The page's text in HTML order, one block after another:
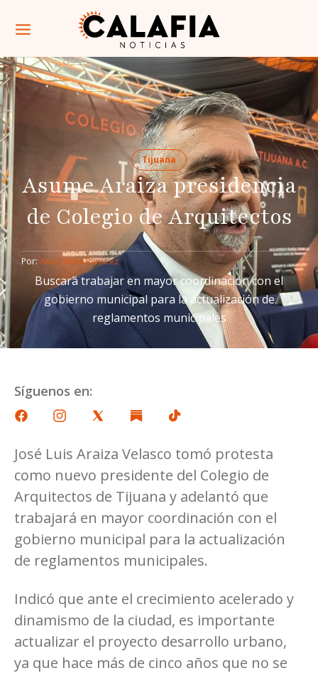
Tijuana
Asume Araiza presidencia
de Colegio de Arquitectos
Por: Ana Cecilia Ramírez
Buscará trabajar en mayor coordinación con el
gobierno municipal para la actualización de
reglamentos municipales
Síguenos en:
José Luis Araiza Velasco tomó protesta
como nuevo presidente del Colegio de
Arquitectos de Tijuana y adelantó que
trabajará en mayor coordinación con el
gobierno municipal para la actualización
de reglamentos municipales.
Indicó que ante el crecimiento acelerado y
dinamismo de la ciudad, es importante
actualizar el proyecto desarrollo urbano,
ya que hace más de cinco años que no se